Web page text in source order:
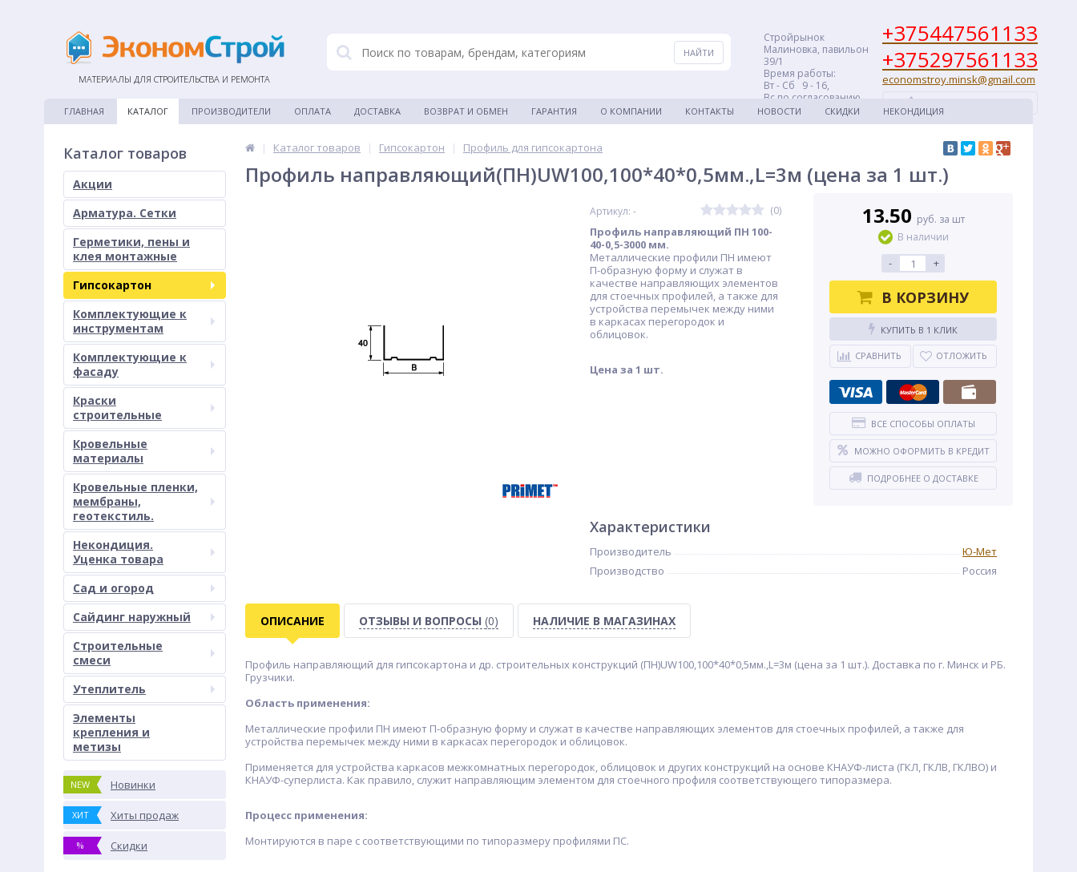
МАТЕРИАЛЫ ДЛЯ СТРОИТЕЛЬСТВА И РЕМОНТА
Стройрынок
Малиновка, павильон
39/1
Время работы:
Вт - Сб 9 - 16,
Вс по согласованию
+375447561133
+375297561133
economstroy.minsk@gmail.com
ГЛАВНАЯ КАТАЛОГ ПРОИЗВОДИТЕЛИ ОПЛАТА ДОСТАВКА ВОЗВРАТ И ОБМЕН ГАРАНТИЯ О КОМПАНИИ КОНТАКТЫ НОВОСТИ СКИДКИ НЕКОНДИЦИЯ
Каталог товаров
Акции
Арматура. Сетки
Герметики, пены и
клея монтажные
Гипсокартон
Комплектующие к
инструментам
Комплектующие к
фасаду
Краски
строительные
Кровельные
материалы
Кровельные пленки,
мембраны,
геотекстиль.
Некондиция.
Уценка товара
Сад и огород
Сайдинг наружный
Строительные
смеси
Утеплитель
Элементы
крепления и
метизы
NEW Новинки
ХИТ Хиты продаж
% Скидки
| Каталог товаров | Гипсокартон | Профиль для гипсокартона
Профиль направляющий(ПН)UW100,100*40*0,5мм.,L=3м (цена за 1 шт.)
Артикул: - (0)
Профиль направляющий ПН 100-
40-0,5-3000 мм.
Металлические профили ПН имеют
П-образную форму и служат в
качестве направляющих элементов
для стоечных профилей, а также для
устройства перемычек между ними
в каркасах перегородок и
облицовок.
Цена за 1 шт.
13.50 руб. за шт
В наличии
- +
В КОРЗИНУ
КУПИТЬ В 1 КЛИК
СРАВНИТЬ ОТЛОЖИТЬ
ВСЕ СПОСОБЫ ОПЛАТЫ
МОЖНО ОФОРМИТЬ В КРЕДИТ
ПОДРОБНЕЕ О ДОСТАВКЕ
Характеристики
Производитель
Ю-Мет
Производство
Россия
ОПИСАНИЕ ОТЗЫВЫ И ВОПРОСЫ (0) НАЛИЧИЕ В МАГАЗИНАХ
Профиль направляющий для гипсокартона и др. строительных конструкций (ПН)UW100,100*40*0,5мм.,L=3м (цена за 1 шт.). Доставка по г. Минск и РБ.
Грузчики.
Область применения:
Металлические профили ПН имеют П-образную форму и служат в качестве направляющих элементов для стоечных профилей, а также для
устройства перемычек между ними в каркасах перегородок и облицовок.
Применяется для устройства каркасов межкомнатных перегородок, облицовок и других конструкций на основе КНАУФ-листа (ГКЛ, ГКЛВ, ГКЛВО) и
КНАУФ-суперлиста. Как правило, служит направляющим элементом для стоечного профиля соответствующего типоразмера.
Процесс применения:
Монтируются в паре с соответствующими по типоразмеру профилями ПС.